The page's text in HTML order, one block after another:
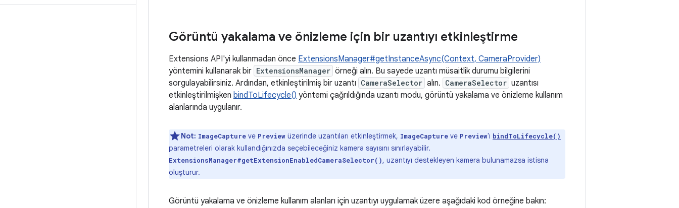
Görüntü yakalama ve önizleme için bir uzantıyı etkinleştirme
Extensions API'yi kullanmadan önce ExtensionsManager#getInstanceAsync(Context, CameraProvider)
yöntemini kullanarak bir ExtensionsManager örneği alın. Bu sayede uzantı müsaitlik durumu bilgilerini
sorgulayabilirsiniz. Ardından, etkinleştirilmiş bir uzantı CameraSelector alın. CameraSelector uzantısı
etkinleştirilmişken bindToLifecycle() yöntemi çağrıldığında uzantı modu, görüntü yakalama ve önizleme kullanım
alanlarında uygulanır.
Not: ImageCapture ve Preview üzerinde uzantıları etkinleştirmek, ImageCapture ve Preview'ı bindToLifecycle()
parametreleri olarak kullandığınızda seçebileceğiniz kamera sayısını sınırlayabilir.
ExtensionsManager#getExtensionEnabledCameraSelector(), uzantıyı destekleyen kamera bulunamazsa istisna
oluşturur.
Görüntü yakalama ve önizleme kullanım alanları için uzantıyı uygulamak üzere aşağıdaki kod örneğine bakın: